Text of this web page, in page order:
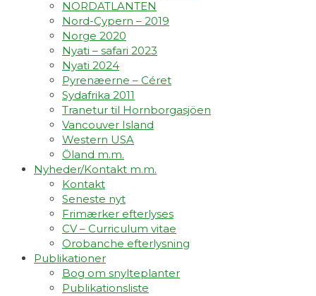
NORDATLANTEN
Nord-Cypern – 2019
Norge 2020
Nyati – safari 2023
Nyati 2024
Pyrenæerne – Céret
Sydafrika 2011
Tranetur til Hornborgasjöen
Vancouver Island
Western USA
Öland m.m.
Nyheder/Kontakt m.m.
Kontakt
Seneste nyt
Frimærker efterlyses
CV – Curriculum vitae
Orobanche efterlysning
Publikationer
Bog om snylteplanter
Publikationsliste